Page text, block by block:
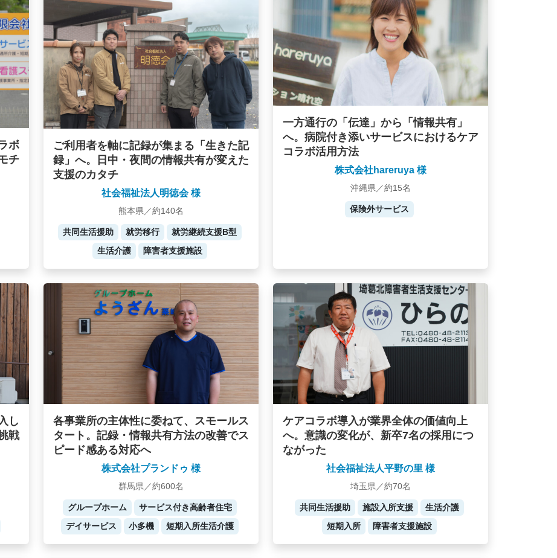
ボ
チ
ご利用者を軸に記録が集まる「生きた記
録」へ。日中・夜間の情報共有が変えた
支援のカタチ
社会福祉法人明徳会 様
熊本県／約140名
共同生活援助 就労移行
就労継続支援B型
生活介護
障害者支援施設
一方通行の「伝達」から「情報共有」
へ。病院付き添いサービスにおけるケア
コラボ活用方法
株式会社hareruya 様
沖縄県／約15名
保険外サービス
し
戦
各事業所の主体性に委ねて、スモールス
タート。記録・情報共有方法の改善でス
ピード感ある対応へ
株式会社プランドゥ 様
群馬県／約600名
グループホーム
サービス付き高齢者住宅
デイサービス
小多機 短期入所生活介護
ケアコラボ導入が業界全体の価値向上
へ。意識の変化が、新卒7名の採用につ
ながった
社会福祉法人平野の里 様
埼玉県／約70名
共同生活援助 施設入所支援
生活介護
短期入所
障害者支援施設